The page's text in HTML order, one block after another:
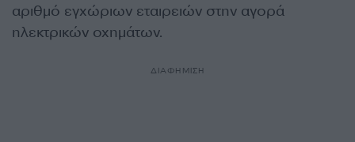
αριθμό εγχώριων εταιρειών στην αγορά
ηλεκτρικών οχημάτων.
ΔΙΑΦΗΜΙΣΗ